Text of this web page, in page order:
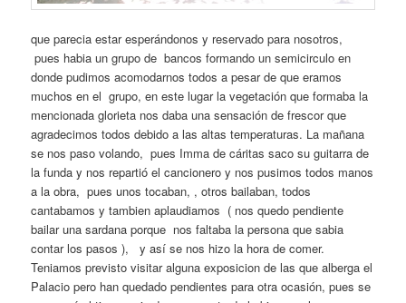
que parecia estar esperándonos y reservado para nosotros,
pues habia un grupo de bancos formando un semicirculo en
donde pudimos acomodarnos todos a pesar de que eramos
muchos en el grupo, en este lugar la vegetación que formaba la
mencionada glorieta nos daba una sensación de frescor que
agradecimos todos debido a las altas temperaturas. La mañana
se nos paso volando, pues Imma de cáritas saco su guitarra de
la funda y nos repartió el cancionero y nos pusimos todos manos
a la obra, pues unos tocaban, , otros bailaban, todos
cantabamos y tambien aplaudiamos ( nos quedo pendiente
bailar una sardana porque nos faltaba la persona que sabia
contar los pasos ), y así se nos hizo la hora de comer.
Teniamos previsto visitar alguna exposicion de las que alberga el
Palacio pero han quedado pendientes para otra ocasión, pues se